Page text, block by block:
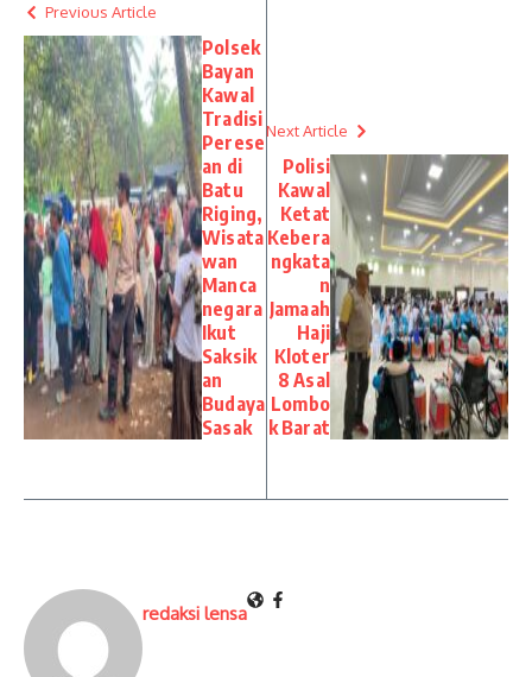
Previous Article
Polsek
Bayan
Kawal
Tradisi
Perese
an di
Batu
Riging,
Wisata
wan
Manca
negara
Ikut
Saksik
an
Budaya
Sasak
Next Article
Polisi
Kawal
Ketat
Kebera
ngkata
n
Jamaah
Haji
Kloter
8 Asal
Lombo
k Barat
redaksi lensa